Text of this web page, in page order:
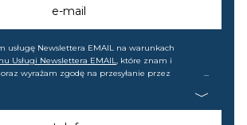
e-mail
usługę Newslettera EMAIL na warunkach
Usługi Newslettera EMAIL, które znam i
wyrażam zgodę na przesyłanie przez
wyprzedażach). Wiem, że mogę tę zgodę w